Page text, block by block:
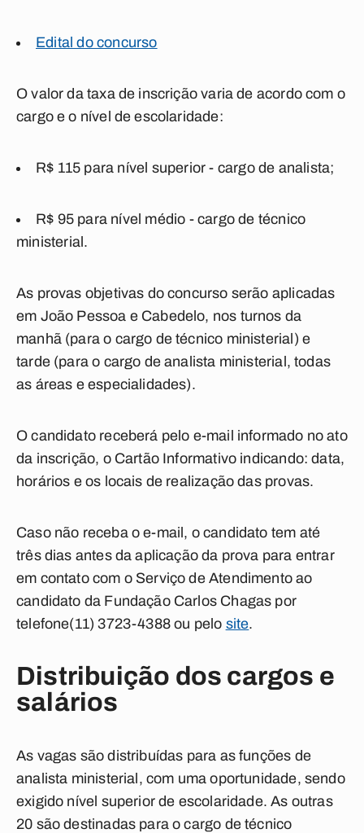
Edital do concurso
O valor da taxa de inscrição varia de acordo com o
cargo e o nível de escolaridade:
R$ 115 para nível superior - cargo de analista;
R$ 95 para nível médio - cargo de técnico
ministerial.
As provas objetivas do concurso serão aplicadas
em João Pessoa e Cabedelo, nos turnos da
manhã (para o cargo de técnico ministerial) e
tarde (para o cargo de analista ministerial, todas
as áreas e especialidades).
O candidato receberá pelo e-mail informado no ato
da inscrição, o Cartão Informativo indicando: data,
horários e os locais de realização das provas.
Caso não receba o e-mail, o candidato tem até
três dias antes da aplicação da prova para entrar
em contato com o Serviço de Atendimento ao
candidato da Fundação Carlos Chagas por
telefone(11) 3723-4388 ou pelo site.
Distribuição dos cargos e
salários
As vagas são distribuídas para as funções de
analista ministerial, com uma oportunidade, sendo
exigido nível superior de escolaridade. As outras
20 são destinadas para o cargo de técnico